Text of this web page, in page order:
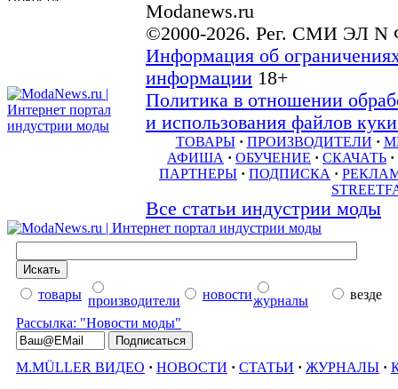
Modanews.ru
©2000-2026. Рег. СМИ ЭЛ N
Информация об
информации 18+
Политика в отношении
и использования файлов
ТОВАРЫ · ПРОИЗВОДИТЕЛИ ·
АФИША · ОБУЧЕНИЕ · СКАЧАТЬ ·
ПАРТНЕРЫ · ПОДПИСКА ·
Все статьи индустрии моды
товары производители новостижурналы
везде
Рассылка: "Новости моды"
M.MÜLLER ВИДЕО · НОВОСТИ · СТАТЬИ · ЖУРНАЛЫ ·